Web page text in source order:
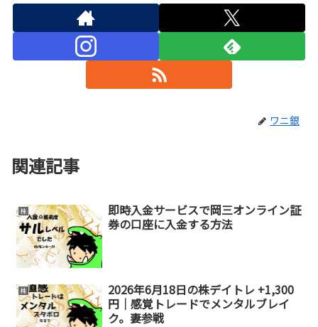
ワニ銀
関連記事
株
即時入金サービスで岡三オンライン証
券の口座に入金する方法
株
2026年6月18日の株デイトレ +1,300
円｜感覚トレードでメンタルブレイ
ク。妻参戦